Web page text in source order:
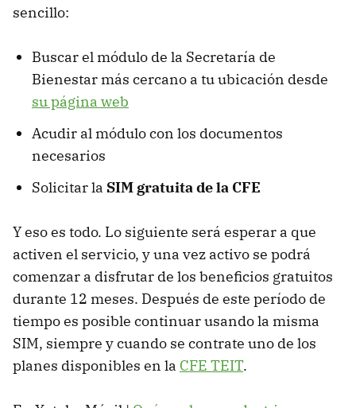
sencillo:
Buscar el módulo de la Secretaría de
Bienestar más cercano a tu ubicación desde
su página web
Acudir al módulo con los documentos
necesarios
Solicitar la SIM gratuita de la CFE
Y eso es todo. Lo siguiente será esperar a que
activen el servicio, y una vez activo se podrá
comenzar a disfrutar de los beneficios gratuitos
durante 12 meses. Después de este período de
tiempo es posible continuar usando la misma
SIM, siempre y cuando se contrate uno de los
planes disponibles en la CFE TEIT.